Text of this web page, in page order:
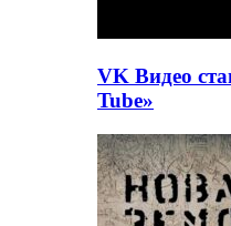
VK Видео
Tube»